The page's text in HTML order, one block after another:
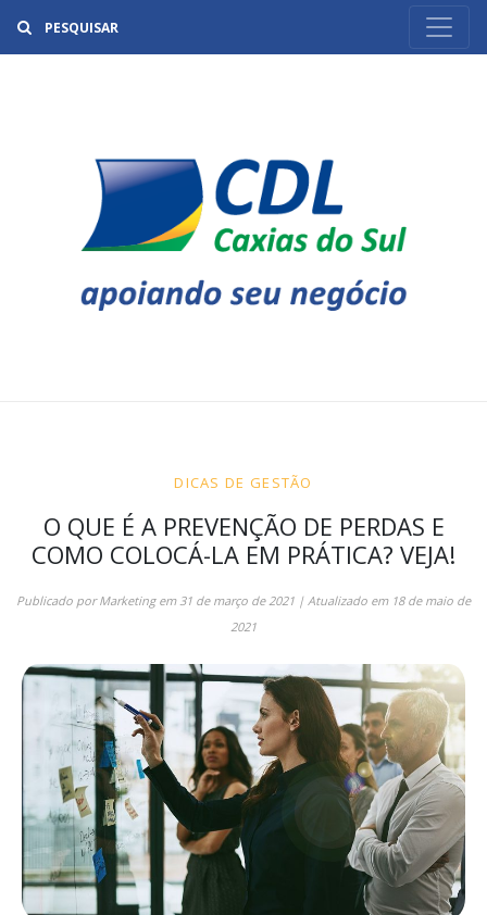
DICAS DE GESTÃO
O QUE É A PREVENÇÃO DE PERDAS E
COMO COLOCÁ-LA EM PRÁTICA? VEJA!
Publicado porMarketingem 31 de março de 2021 | Atualizado em 18 de maio de
2021